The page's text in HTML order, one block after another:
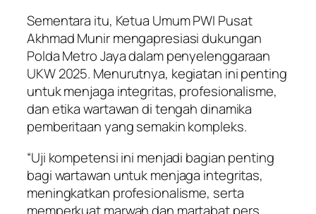
Sementara itu, Ketua Umum PWI Pusat
Akhmad Munir mengapresiasi dukungan
Polda Metro Jaya dalam penyelenggaraan
UKW 2025. Menurutnya, kegiatan ini penting
untuk menjaga integritas, profesionalisme,
dan etika wartawan di tengah dinamika
pemberitaan yang semakin kompleks.
“Uji kompetensi ini menjadi bagian penting
bagi wartawan untuk menjaga integritas,
meningkatkan profesionalisme, serta